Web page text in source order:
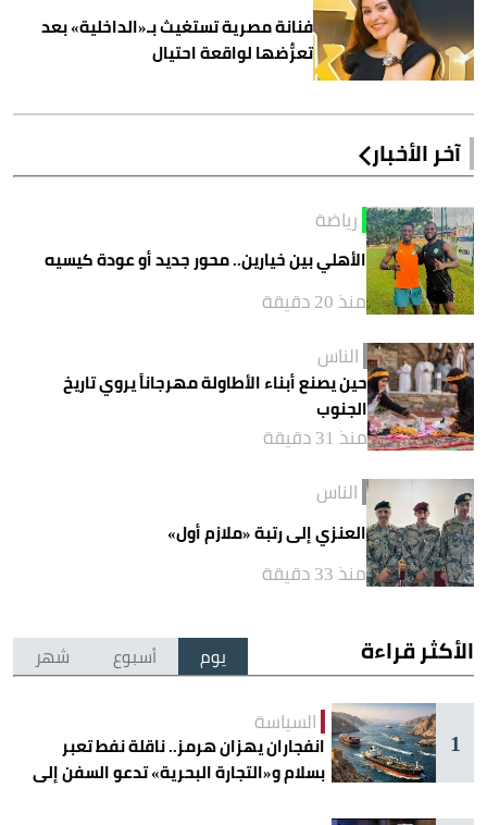
فنانة مصرية تستغيث بـ«الداخلية» بعد
تعرُّضها لواقعة احتيال
آخر الأخبار
رياضة
الأهلي بين خيارين.. محور جديد أو عودة كيسيه
منذ 20 دقيقة
الناس
حين يصنع أبناء الأطاولة مهرجاناً يروي تاريخ
الجنوب
منذ 31 دقيقة
الناس
العنزي إلى رتبة «ملازم أول»
منذ 33 دقيقة
الأكثر قراءة يوم أسبوع شهر
1
السياسة
انفجاران يهزان هرمز.. ناقلة نفط تعبر
بسلام و«التجارة البحرية» تدعو السفن إلى